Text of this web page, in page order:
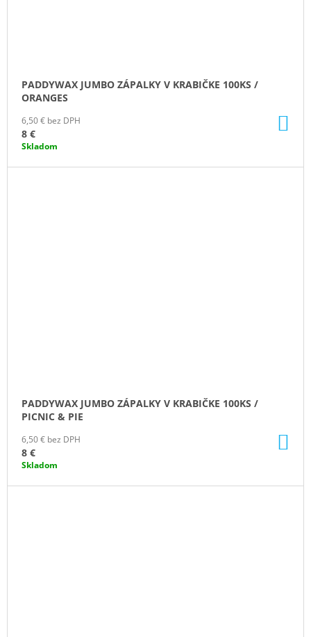
PADDYWAX JUMBO ZÁPALKY V KRABIČKE 100KS /
ORANGES
6,50 € bez DPH
8 €
Skladom
PADDYWAX JUMBO ZÁPALKY V KRABIČKE 100KS /
PICNIC & PIE
6,50 € bez DPH
8 €
Skladom